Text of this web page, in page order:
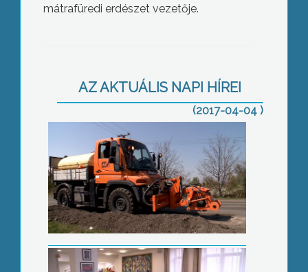
mátrafüredi erdészet vezetője.
AZ AKTUÁLIS NAPI HÍREI
(2017-04-04 )
Százharminc éves a mátrai turizmus